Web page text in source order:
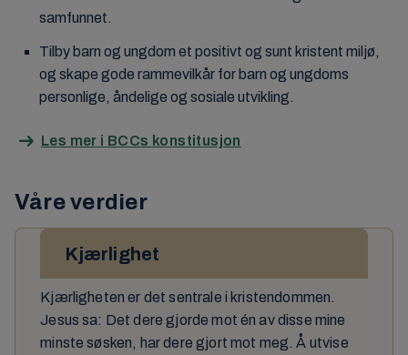
samfunnet.
Tilby barn og ungdom et positivt og sunt kristent miljø,
og skape gode rammevilkår for barn og ungdoms
personlige, åndelige og sosiale utvikling.
Les mer i BCCs konstitusjon
Våre verdier
Kjærlighet
Kjærligheten er det sentrale i kristendommen.
Jesus sa: Det dere gjorde mot én av disse mine
minste søsken, har dere gjort mot meg. Å utvise